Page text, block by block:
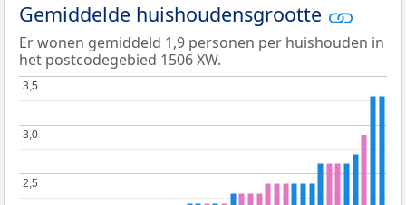
Gemiddelde huishoudensgrootte
Er wonen gemiddeld 1,9 personen per huishouden in
het postcodegebied 1506 XW.
2,5
2,5
3,0
3,0
3,5
3,5